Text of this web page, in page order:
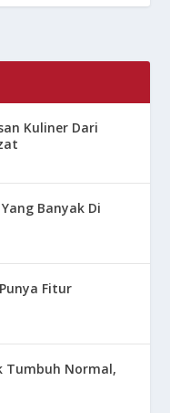
Kuliner Dari
Banyak Di
Fitur
Tumbuh Normal,